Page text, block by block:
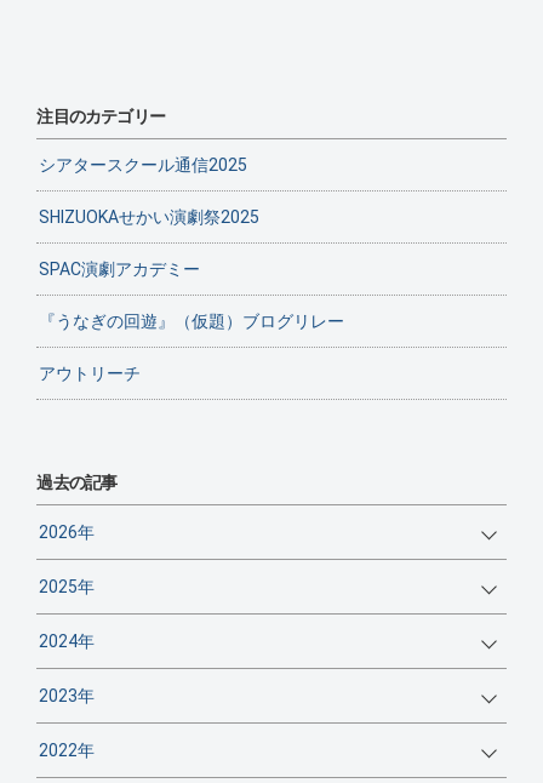
注目のカテゴリー
シアタースクール通信2025
SHIZUOKAせかい演劇祭2025
SPAC演劇アカデミー
『うなぎの回遊』（仮題）ブログリレー
アウトリーチ
過去の記事
2026年
2025年
2024年
2023年
2022年